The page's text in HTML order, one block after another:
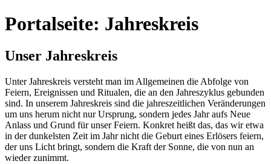
Portalseite: Jahreskreis
Unser Jahreskreis
Unter Jahreskreis versteht man im Allgemeinen die Abfolge von
Feiern, Ereignissen und Ritualen, die an den Jahreszyklus gebunden
sind. In unserem Jahreskreis sind die jahreszeitlichen Veränderungen
um uns herum nicht nur Ursprung, sondern jedes Jahr aufs Neue
Anlass und Grund für unser Feiern. Konkret heißt das, das wir etwa
in der dunkelsten Zeit im Jahr nicht die Geburt eines Erlösers feiern,
der uns Licht bringt, sondern die Kraft der Sonne, die von nun an
wieder zunimmt.